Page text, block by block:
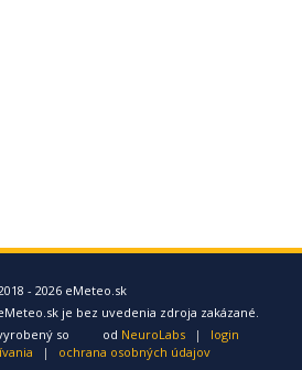
- 2026 eMeteo.sk
je bez uvedenia zdroja zakázané.
so od NeuroLabs |
login
| ochrana osobných údajov